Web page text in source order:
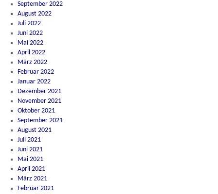
September 2022
August 2022
Juli 2022
Juni 2022
Mai 2022
April 2022
März 2022
Februar 2022
Januar 2022
Dezember 2021
November 2021
Oktober 2021
September 2021
August 2021
Juli 2021
Juni 2021
Mai 2021
April 2021
März 2021
Februar 2021